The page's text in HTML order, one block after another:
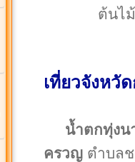
ต้นไ
เที่ยวจังหวั
น้ำตกทุ่งน
ครวญ ตำบล